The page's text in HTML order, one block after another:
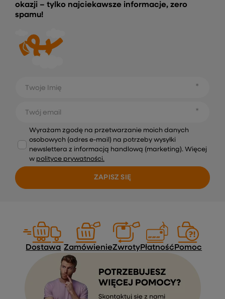
okazji – tylko najciekawsze informacje, zero
spamu!
Twoje Imię
Twój email
Wyrażam zgodę na przetwarzanie moich danych
osobowych (adres e-mail) na potrzeby wysyłki
newslettera z informacją handlową (marketing). Więcej
w polityce prywatności.
ZAPISZ SIĘ
Dostawa ZamówienieZwrotyPłatność Pomoc